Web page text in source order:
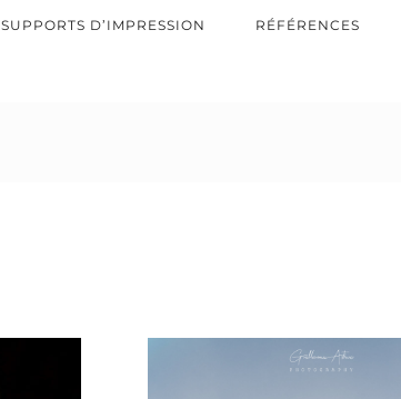
SUPPORTS D’IMPRESSION RÉFÉRENCES